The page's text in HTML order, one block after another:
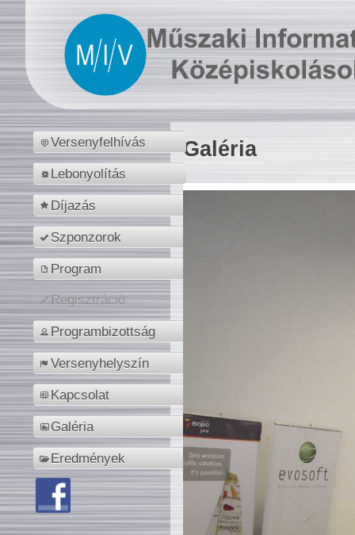
Versenyfelhívás
Lebonyolítás
Díjazás
Szponzorok
Program
Regisztráció
Programbizottság
Versenyhelyszín
Kapcsolat
Galéria
Eredmények
Galéria